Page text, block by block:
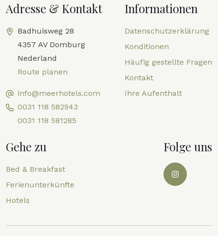
Adresse & Kontakt
Badhuisweg 28
4357 AV Domburg
Nederland
Route planen
info@meerhotels.com
0031 118 582943
0031 118 581285
Informationen
Datenschutzerklärung
Konditionen
Häufig gestellte Fragen
Kontakt
Ihre Aufenthalt
Gehe zu
Bed & Breakfast
Ferienunterkünfte
Hotels
Folge uns